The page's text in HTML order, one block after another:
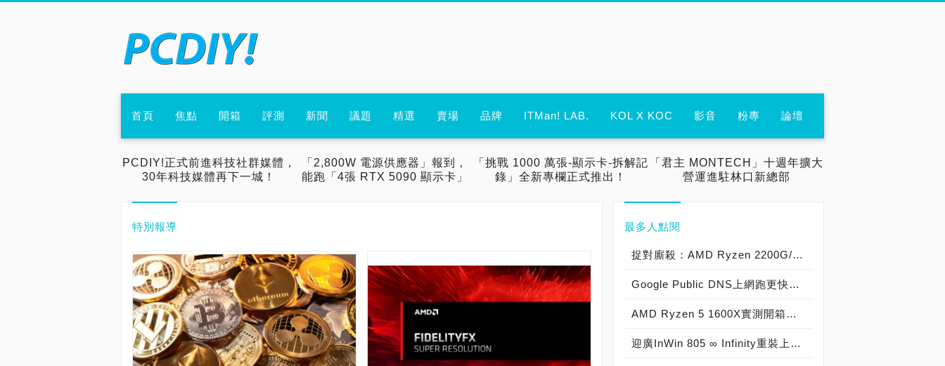
首頁 焦點 開箱 評測 新聞 議題 精選 賣場 品牌 ITMan! LAB. KOL X KOC 影音 粉專 論壇
PCDIY!正式前進科技社群媒體，
30年科技媒體再下一城！
「2,800W 電源供應器」報到，
能跑「4張 RTX 5090 顯示卡」
「挑戰 1000 萬張-顯示卡-拆解記
錄」全新專欄正式推出！
「君主 MONTECH」十週年擴大
營運進駐林口新總部
特別報導 最多人點閱
捉對廝殺：AMD Ryzen 2200G/2400G VS Intel Core i3-8100/i5-8400
Google Public DNS上網跑更快，用戶端趕快更換IPv4 DNS設定8.8.8.8與8.8.4.4
AMD Ryzen 5 1600X實測開箱，6核心12執行緒戰神處理器再顯鋒芒！
迎廣InWin 805 ∞ Infinity重裝上陣，電腦精品機殼中的頂尖之作！